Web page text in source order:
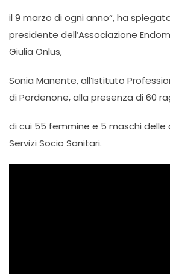
il 9 marzo di ogni anno”, ha
presidente dell’Associazione
Giulia Onlus,
Sonia Manente, all’Istituto
di Pordenone, alla presenza di 60
di cui 55 femmine e 5 maschi delle
Servizi Socio Sanitari.